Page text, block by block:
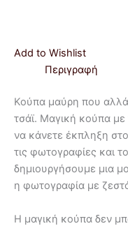
Add to Wishlist
Περιγραφή
Κούπα μαύρη που
τσάϊ. Μαγική κούπα
να κάνετε έκπληξη
τις φωτογραφίες και
δημιουργήσουμε μια
η φωτογραφία με
Η μαγική κούπα δεν